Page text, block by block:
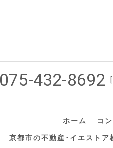
075-432-8692
ホーム コ
京都市の不動産･イエストア